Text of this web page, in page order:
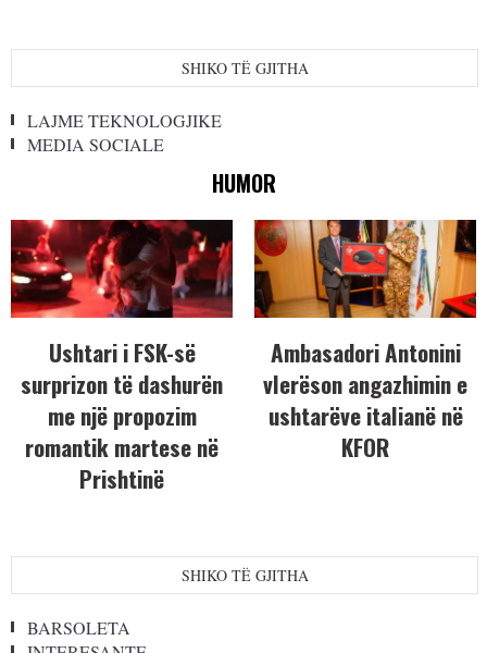
SHIKO TË GJITHA
LAJME TEKNOLOGJIKE
MEDIA SOCIALE
HUMOR
Ushtari i FSK-së
surprizon të dashurën
me një propozim
romantik martese në
Prishtinë
Ambasadori Antonini
vlerëson angazhimin e
ushtarëve italianë në
KFOR
SHIKO TË GJITHA
BARSOLETA